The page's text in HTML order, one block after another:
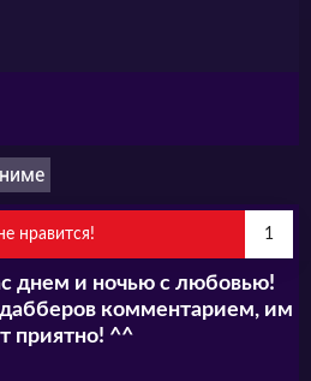
нравится! 1
днем и ночью с любовью!
комментарием, им
приятно! ^^